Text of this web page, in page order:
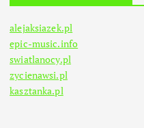
alejaksiazek.pl
epic-music.info
swiatlanocy.pl
zycienawsi.pl
kasztanka.pl